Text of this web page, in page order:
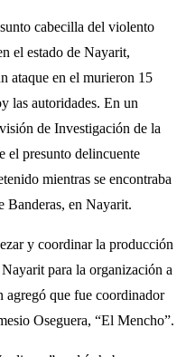
cabecilla del violento
el estado de Nayarit,
ataque en el murieron 15
las autoridades. En un
de Investigación de la
el presunto delincuente
mientras se encontraba
Banderas, en Nayarit.
y coordinar la producción
para la organización a
agregó que fue coordinador
Oseguera, “El Mencho”.